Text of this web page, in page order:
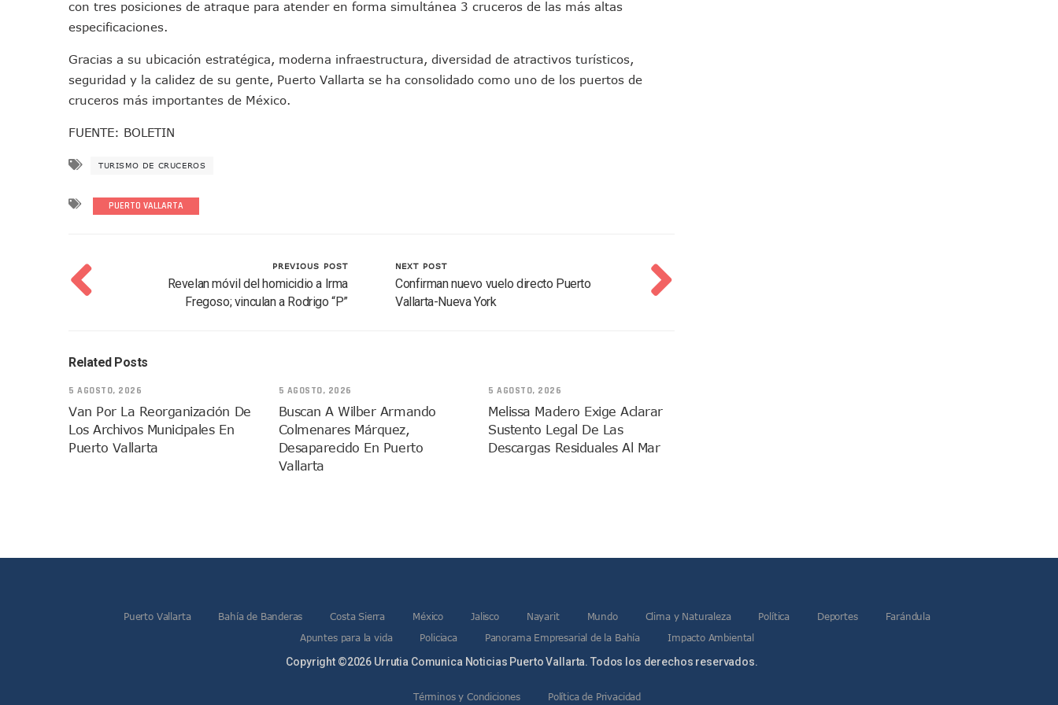
Descartan Riesgo De Tsunami Para Puerto Vallarta Tras Sismo De 7.4 En Chiapas
Retiran 10 Toneladas De Macroalga En Playa De Guayabitos; Investigan Origen Del Fenómeno
Arranca Copa México De Clavados Zapopan 2026 En El Centro Acuático
Munguía Analiza Pedir 100 MDP De Adelanto De Participaciones, ¿para Qué?
Mediante Asambleas Informativas Juan Carlos Castro Fortalece Labores De La 4T
IMSS Rehabilitará Infraestructura De La UMF No. 170 En Puerto Vallarta
Hospital Civil De La Costa Inicia Su Construcción En Puerto Vallarta
Fechas Y Sedes De Las Jornadas De Adopción De Perros En Puerto Vallarta
Accidente Fatal En La Autopista Guadalajara–Tepic Deja Entre 16 Y 18 Occisos
Ra Aguilar Fortalece La Transformación Desde Las Asambleas Informativas
Recuerdan Contingencia Del Marigalante Con Reconocimiento A Cuerpos De Emergencia
con tres posiciones de atraque para atender en forma simultánea 3 cruceros de las más altas
especificaciones.
Gracias a su ubicación estratégica, moderna infraestructura, diversidad de atractivos turísticos,
seguridad y la calidez de su gente, Puerto Vallarta se ha consolidado como uno de los puertos de
cruceros más importantes de México.
FUENTE: BOLETIN
TURISMO DE CRUCEROS
PUERTO VALLARTA
PREVIOUS POST
Revelan móvil del homicidio a Irma
Fregoso; vinculan a Rodrigo “P”
NEXT POST
Confirman nuevo vuelo directo Puerto
Vallarta-Nueva York
Related Posts
5 AGOSTO, 2026
Van Por La Reorganización De
Los Archivos Municipales En
Puerto Vallarta
5 AGOSTO, 2026
Buscan A Wilber Armando
Colmenares Márquez,
Desaparecido En Puerto
Vallarta
5 AGOSTO, 2026
Melissa Madero Exige Aclarar
Sustento Legal De Las
Descargas Residuales Al Mar
Puerto Vallarta Bahía de Banderas Costa Sierra México Jalisco Nayarit Mundo Clima y Naturaleza Política Deportes
Farándula
Apuntes para la vida
Policiaca Panorama Empresarial de la Bahía Impacto Ambiental
Copyright ©2026 Urrutia Comunica Noticias Puerto Vallarta. Todos los derechos reservados.
Términos y Condiciones Política de Privacidad